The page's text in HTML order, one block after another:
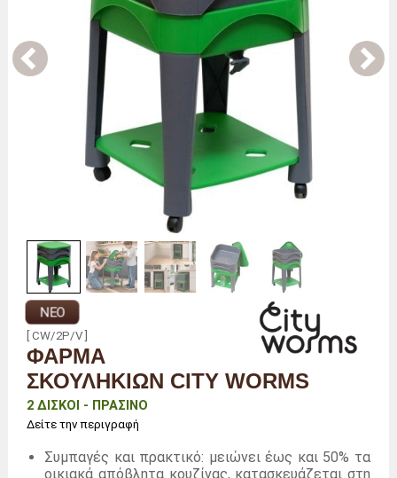
ΝΈΟ
[ CW/2P/V ]
ΦΆΡΜΑ
ΣΚΟΥΛΗΚΙΏΝ CITY WORMS
2 ΔΊΣΚΟΙ - ΠΡΆΣΙΝΟ
Δείτε την περιγραφή
Συμπαγές και πρακτικό: μειώνει έως και 50% τα
οικιακά απόβλητα κουζίνας, κατασκευάζεται στη